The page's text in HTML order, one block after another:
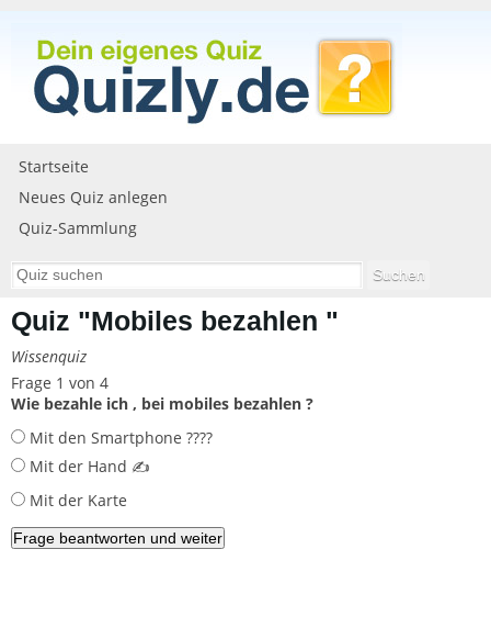
Startseite
Neues Quiz anlegen
Quiz-Sammlung
Quiz "Mobiles bezahlen "
Wissenquiz
Frage 1 von 4
Wie bezahle ich , bei mobiles bezahlen ?
Mit den Smartphone ????
Mit der Hand ✍️
Mit der Karte